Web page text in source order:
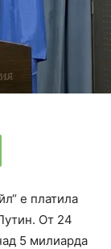
е платила
От 24
5 милиарда